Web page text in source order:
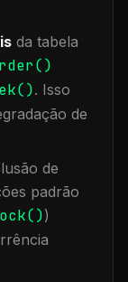
da tabela
. Isso
de
de
padrão
)